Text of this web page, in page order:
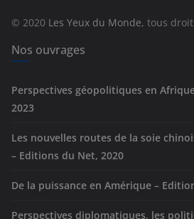
e
s
© 2020 Les Yeux du Monde, tous
Nos ouvrages
Perspectives géopolitiques en
2023
Les nouvelles routes de la soie
– Editions du Net, 2020
De la puissance en Amérique –
Perspectives diplomatiques, les